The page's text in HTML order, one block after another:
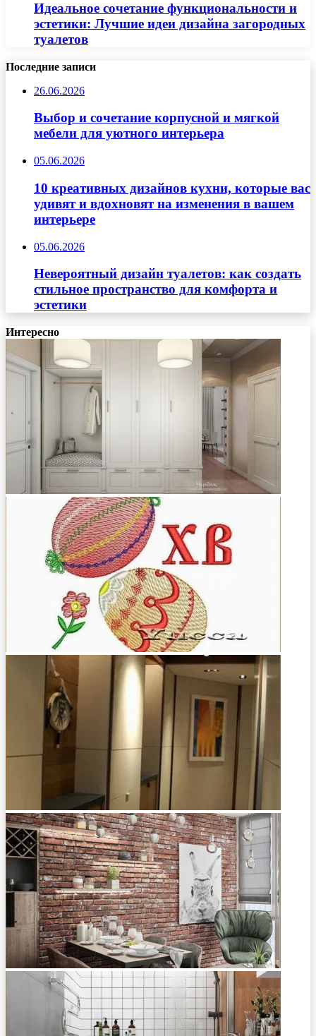
Идеальное сочетание функциональности и
эстетики: Лучшие идеи дизайна загородных
туалетов
Последние записи
26.06.2026
Выбор и сочетание корпусной и мягкой
мебели для уютного интерьера
05.06.2026
10 креативных дизайнов кухни, которые вас
удивят и вдохновят на изменения в вашем
интерьере
05.06.2026
Невероятный дизайн туалетов: как создать
стильное пространство для комфорта и
эстетики
Интересно